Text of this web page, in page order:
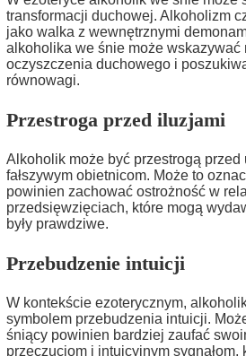
transformacji duchowej. Alkoholizm
jako walka z wewnętrznymi
alkoholika we śnie może wskazywać
oczyszczenia duchowego i
równowagi.
Przestroga przed iluzjami
Alkoholik może być przestrogą
fałszywym obietnicom. Może to
powinien zachować ostrożność w
przedsięwzięciach, które mogą
były prawdziwe.
Przebudzenie intuicji
W kontekście ezoterycznym,
symbolem przebudzenia intuicji.
śniący powinien bardziej zaufać
przeczuciom i intuicyjnym sygnałom,